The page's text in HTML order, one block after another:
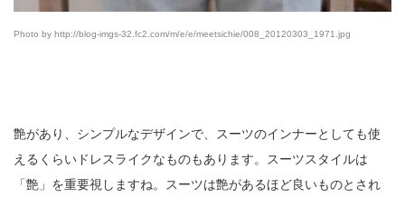
Photo by http://blog-imgs-32.fc2.com/m/e/e/meetsichie/008_20120303_1971.jpg
艶があり、シンプルなデザインで、スーツのインナーとしても使
えるくらいドレスライクなものもあります。スーツスタイルは
「艶」を重要視しますね。スーツは艶があるほど良いものとされ